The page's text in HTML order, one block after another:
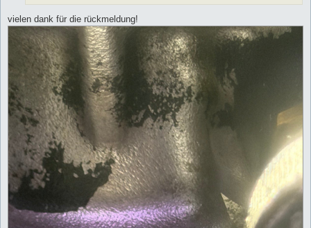
vielen dank für die rückmeldung!